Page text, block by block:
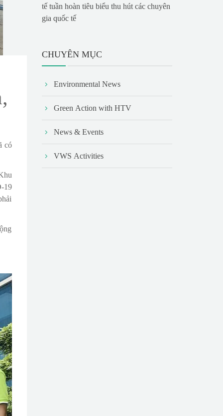
có
19
tế tuần hoàn tiêu biểu thu hút các chuyên
gia quốc tế
CHUYÊN MỤC
Environmental News
Green Action with HTV
News & Events
VWS Activities